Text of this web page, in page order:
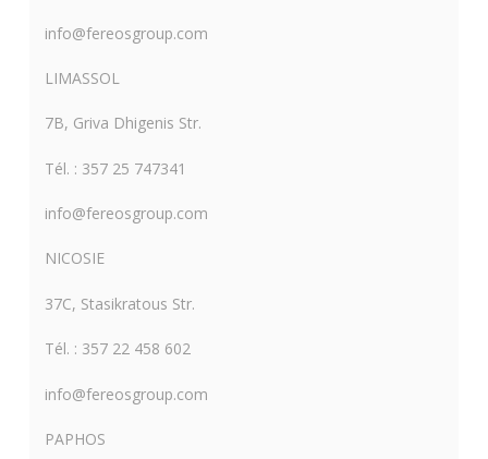
info@fereosgroup.com
LIMASSOL
7B, Griva Dhigenis Str.
Tél. : 357 25 747341
info@fereosgroup.com
NICOSIE
37C, Stasikratous Str.
Tél. : 357 22 458 602
info@fereosgroup.com
PAPHOS